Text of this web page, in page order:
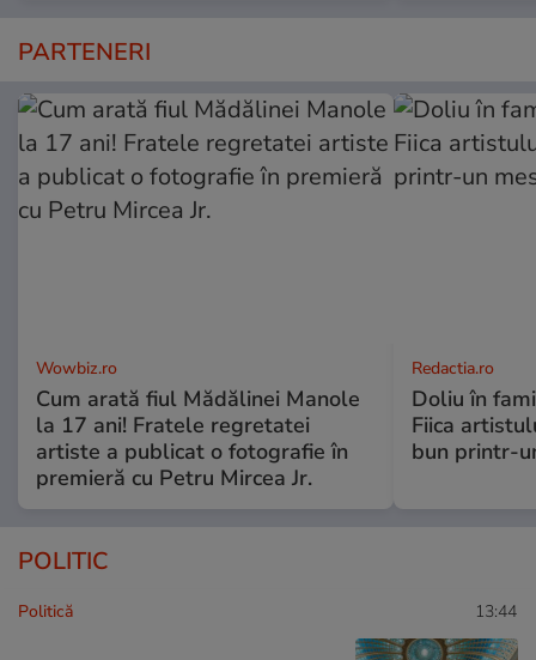
PARTENERI
Wowbiz.ro
Cum arată fiul Mădălinei Manole
la 17 ani! Fratele regretatei
artiste a publicat o fotografie în
premieră cu Petru Mircea Jr.
Redactia.ro
Doliu în
Fiica
bun printr-
POLITIC
Politică 13:44